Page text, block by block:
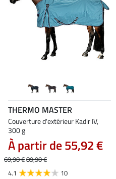
THERMO MASTER
Couverture d'extérieur Kadir IV,
300 g
À partir de 55,92 €
69,90 €89,90 €
4.1
10